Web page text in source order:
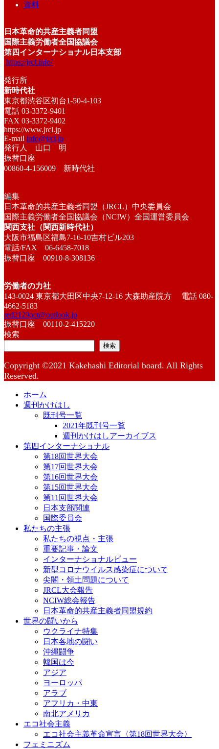
資料
日本革命的共産主義者同盟
国際主義労働者全国協議会
第四インターナショナル日本支部
https://jrcl.info/
発行所
新時代社
東京都渋谷区初台1-50-4-103
電話 03-3372-9401
FAX 03-3372-9402
https://www.jrcl.jp
E-mail info@jrcl.jp
発行人 山口 明
振替口座
00860-4-156009 新時代社
編集
日本革命的共産主義者同盟（JRCL）中央委員会
国際主義労働者全国協議会（NCIW）全国運営委員会
関西支社（関西新時代社）
大阪市福島区福島7-16-10吉村ビル203
電話/FAX 06-6458-7018
振替口座 00910-8-308136
労働者の力社
143-0024 東京都大田区中央7-12-16 大森助産院方 電話 080-
4662-5183
red2129oct@outlook.jp
振替口座 00110-2-415220
検索
検索
Copyright ©2021 Kakehashi Editorial board. All Rights
Reserved.
ホーム
週刊かけはし
既刊号一覧
2021年既刊号一覧
週刊かけはしアーカイブス
第四インターナショナル
第18回世界大会
第17回世界大会
第16回世界大会
第15回世界大会
第11回世界大会
日本支部関連
国際委員会
私たちの主張
私たちの視点・主張
重要記事・論文
インターナショナルビュー
新型コロナウイルス感染症について
尖閣・領土問題について
JRCL大会報告
NCIW総会報告
日本革命的共産主義者同盟規約
世界の闘いから
ウクライナ特集
日本各地の闘い
沖縄闘争
韓国は今
アジア
ヨーロッパ
アラブ
アフリカ・中東
南北アメリカ
エコ社会主義
エコ社会主義革命宣言〈第18回世界大会〉
フェミニズム